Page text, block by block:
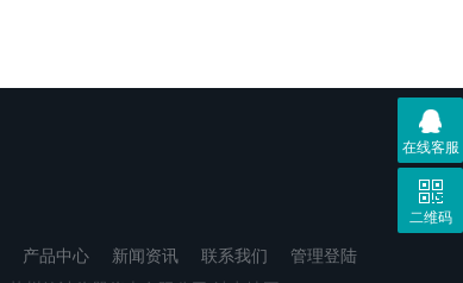
产品中心 新闻资讯 联系我们
管理登陆
在线客服
二维码